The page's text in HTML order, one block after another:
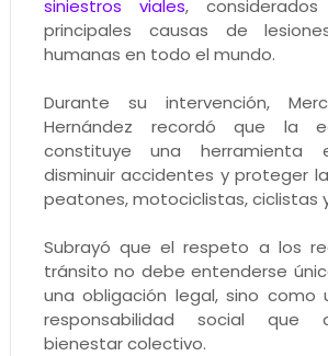
siniestros viales,
principales causas de
humanas en todo el mundo.
Durante su intervención,
Hernández recordó que la
constituye una herramienta
disminuir accidentes y proteger
peatones, motociclistas, ciclistas
Subrayó que el respeto a los
tránsito no debe entenderse
una obligación legal, sino como
responsabilidad social que
bienestar colectivo.